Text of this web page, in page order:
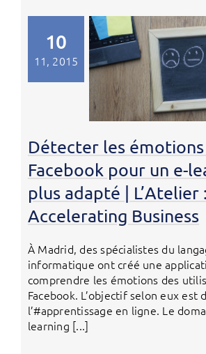
10
11, 2015
Détecter les
Facebook pour un e-
plus adapté | L’Atelier :
Accelerating Business
À Madrid, des spécialistes du
informatique ont créé une
comprendre les émotions des
Facebook. L’objectif selon eux est
l’#apprentissage en ligne. Le
learning [...]